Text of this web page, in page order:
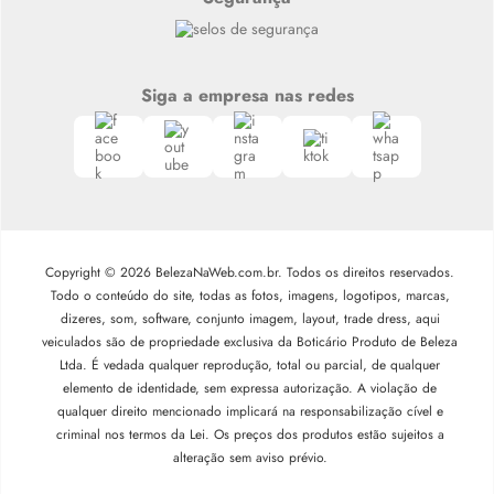
Siga a empresa nas redes
Copyright © 2026 BelezaNaWeb.com.br. Todos os direitos reservados.
Todo o conteúdo do site, todas as fotos, imagens, logotipos, marcas,
dizeres, som, software, conjunto imagem, layout, trade dress, aqui
veiculados são de propriedade exclusiva da Boticário Produto de Beleza
Ltda. É vedada qualquer reprodução, total ou parcial, de qualquer
elemento de identidade, sem expressa autorização. A violação de
qualquer direito mencionado implicará na responsabilização cível e
criminal nos termos da Lei. Os preços dos produtos estão sujeitos a
alteração sem aviso prévio.